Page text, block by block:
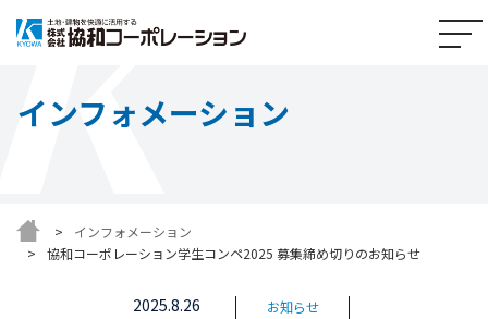
インフォメーション
インフォメーション
協和コーポレーション学生コンペ2025 募集締め切りのお知らせ
2025.8.26 お知らせ